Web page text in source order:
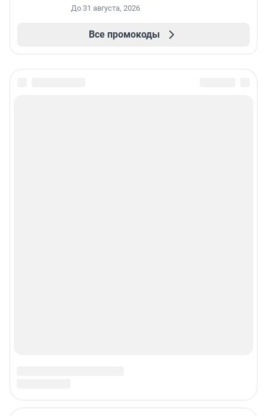
До 31 августа, 2026
Все промокоды